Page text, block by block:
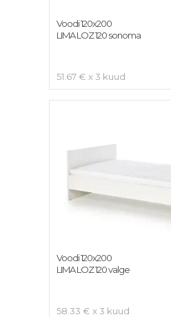
51.67 € x 3 kuud
Voodi 120x200
LIMA LOZ 120 sonoma
58.33 € x 3 kuud
Voodi 120x200
LIMA LOZ 120 valge